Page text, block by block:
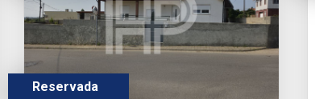
Reservada